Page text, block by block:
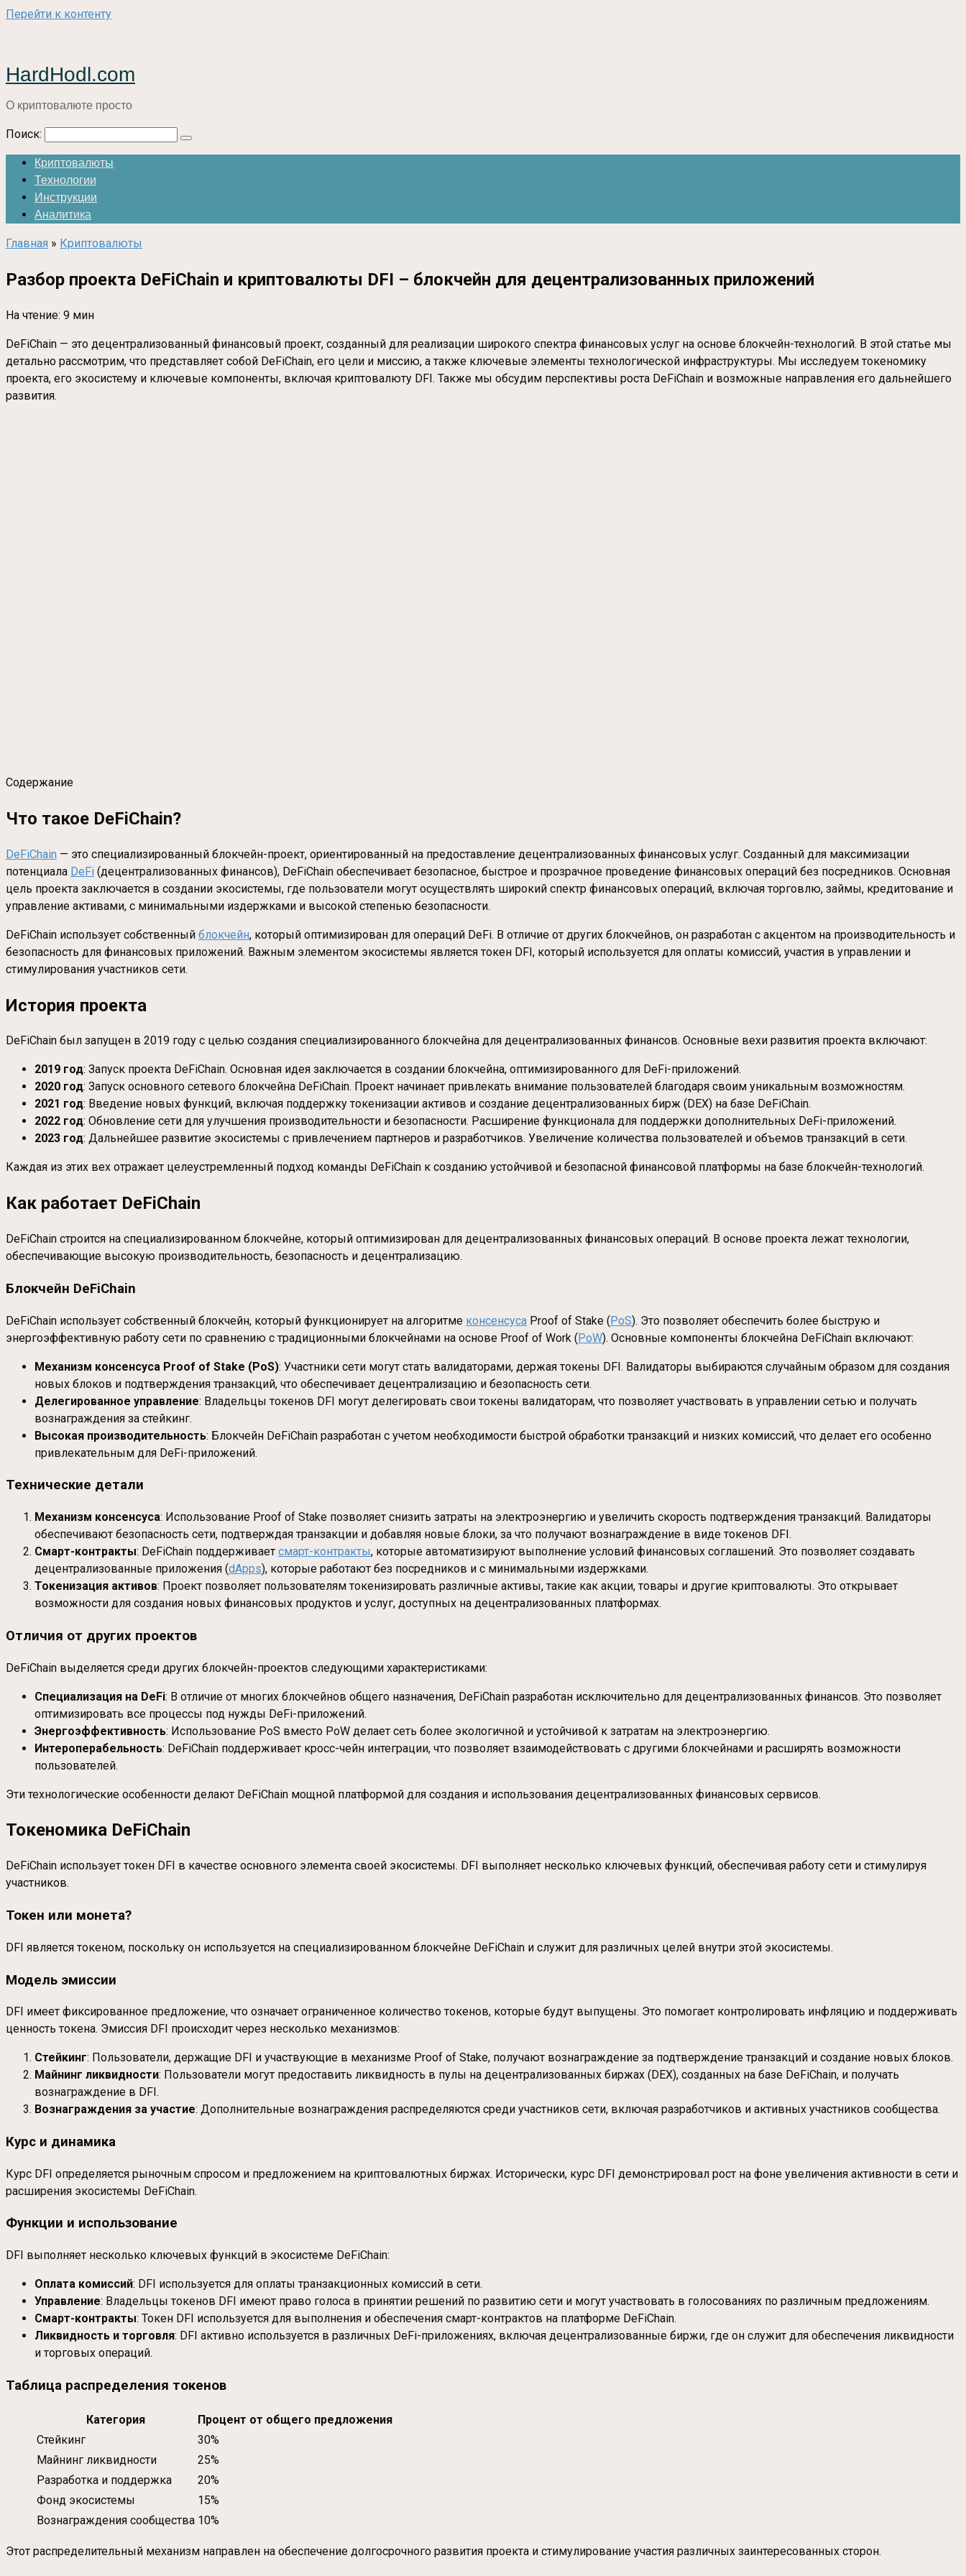
Перейти к контенту
HardHodl.com
О криптовалюте просто
Поиск:
Криптовалюты
Технологии
Инструкции
Аналитика
Главная » Криптовалюты
Разбор проекта DeFiChain и криптовалюты DFI – блокчейн для децентрализованных приложений
На чтение: 9 мин
DeFiChain — это децентрализованный финансовый проект, созданный для реализации широкого спектра финансовых услуг на основе блокчейн-технологий. В этой статье мы
детально рассмотрим, что представляет собой DeFiChain, его цели и миссию, а также ключевые элементы технологической инфраструктуры. Мы исследуем токеномику
проекта, его экосистему и ключевые компоненты, включая криптовалюту DFI. Также мы обсудим перспективы роста DeFiChain и возможные направления его дальнейшего
развития.
Содержание
Что такое DeFiChain?
DeFiChain — это специализированный блокчейн-проект, ориентированный на предоставление децентрализованных финансовых услуг. Созданный для максимизации
потенциала DeFi (децентрализованных финансов), DeFiChain обеспечивает безопасное, быстрое и прозрачное проведение финансовых операций без посредников. Основная
цель проекта заключается в создании экосистемы, где пользователи могут осуществлять широкий спектр финансовых операций, включая торговлю, займы, кредитование и
управление активами, с минимальными издержками и высокой степенью безопасности.
DeFiChain использует собственный блокчейн, который оптимизирован для операций DeFi. В отличие от других блокчейнов, он разработан с акцентом на производительность и
безопасность для финансовых приложений. Важным элементом экосистемы является токен DFI, который используется для оплаты комиссий, участия в управлении и
стимулирования участников сети.
История проекта
DeFiChain был запущен в 2019 году с целью создания специализированного блокчейна для децентрализованных финансов. Основные вехи развития проекта включают:
2019 год: Запуск проекта DeFiChain. Основная идея заключается в создании блокчейна, оптимизированного для DeFi-приложений.
2020 год: Запуск основного сетевого блокчейна DeFiChain. Проект начинает привлекать внимание пользователей благодаря своим уникальным возможностям.
2021 год: Введение новых функций, включая поддержку токенизации активов и создание децентрализованных бирж (DEX) на базе DeFiChain.
2022 год: Обновление сети для улучшения производительности и безопасности. Расширение функционала для поддержки дополнительных DeFi-приложений.
2023 год: Дальнейшее развитие экосистемы с привлечением партнеров и разработчиков. Увеличение количества пользователей и объемов транзакций в сети.
Каждая из этих вех отражает целеустремленный подход команды DeFiChain к созданию устойчивой и безопасной финансовой платформы на базе блокчейн-технологий.
Как работает DeFiChain
DeFiChain строится на специализированном блокчейне, который оптимизирован для децентрализованных финансовых операций. В основе проекта лежат технологии,
обеспечивающие высокую производительность, безопасность и децентрализацию.
Блокчейн DeFiChain
DeFiChain использует собственный блокчейн, который функционирует на алгоритме консенсуса Proof of Stake (PoS). Это позволяет обеспечить более быструю и
энергоэффективную работу сети по сравнению с традиционными блокчейнами на основе Proof of Work (PoW). Основные компоненты блокчейна DeFiChain включают:
Механизм консенсуса Proof of Stake (PoS): Участники сети могут стать валидаторами, держая токены DFI. Валидаторы выбираются случайным образом для создания
новых блоков и подтверждения транзакций, что обеспечивает децентрализацию и безопасность сети.
Делегированное управление: Владельцы токенов DFI могут делегировать свои токены валидаторам, что позволяет участвовать в управлении сетью и получать
вознаграждения за стейкинг.
Высокая производительность: Блокчейн DeFiChain разработан с учетом необходимости быстрой обработки транзакций и низких комиссий, что делает его особенно
привлекательным для DeFi-приложений.
Технические детали
Механизм консенсуса: Использование Proof of Stake позволяет снизить затраты на электроэнергию и увеличить скорость подтверждения транзакций. Валидаторы
обеспечивают безопасность сети, подтверждая транзакции и добавляя новые блоки, за что получают вознаграждение в виде токенов DFI.
Смарт-контракты: DeFiChain поддерживает смарт-контракты, которые автоматизируют выполнение условий финансовых соглашений. Это позволяет создавать
децентрализованные приложения (dApps), которые работают без посредников и с минимальными издержками.
Токенизация активов: Проект позволяет пользователям токенизировать различные активы, такие как акции, товары и другие криптовалюты. Это открывает
возможности для создания новых финансовых продуктов и услуг, доступных на децентрализованных платформах.
Отличия от других проектов
DeFiChain выделяется среди других блокчейн-проектов следующими характеристиками:
Специализация на DeFi: В отличие от многих блокчейнов общего назначения, DeFiChain разработан исключительно для децентрализованных финансов. Это позволяет
оптимизировать все процессы под нужды DeFi-приложений.
Энергоэффективность: Использование PoS вместо PoW делает сеть более экологичной и устойчивой к затратам на электроэнергию.
Интероперабельность: DeFiChain поддерживает кросс-чейн интеграции, что позволяет взаимодействовать с другими блокчейнами и расширять возможности
пользователей.
Эти технологические особенности делают DeFiChain мощной платформой для создания и использования децентрализованных финансовых сервисов.
Токеномика DeFiChain
DeFiChain использует токен DFI в качестве основного элемента своей экосистемы. DFI выполняет несколько ключевых функций, обеспечивая работу сети и стимулируя
участников.
Токен или монета?
DFI является токеном, поскольку он используется на специализированном блокчейне DeFiChain и служит для различных целей внутри этой экосистемы.
Модель эмиссии
DFI имеет фиксированное предложение, что означает ограниченное количество токенов, которые будут выпущены. Это помогает контролировать инфляцию и поддерживать
ценность токена. Эмиссия DFI происходит через несколько механизмов:
Стейкинг: Пользователи, держащие DFI и участвующие в механизме Proof of Stake, получают вознаграждение за подтверждение транзакций и создание новых блоков.
Майнинг ликвидности: Пользователи могут предоставить ликвидность в пулы на децентрализованных биржах (DEX), созданных на базе DeFiChain, и получать
вознаграждение в DFI.
Вознаграждения за участие: Дополнительные вознаграждения распределяются среди участников сети, включая разработчиков и активных участников сообщества.
Курс и динамика
Курс DFI определяется рыночным спросом и предложением на криптовалютных биржах. Исторически, курс DFI демонстрировал рост на фоне увеличения активности в сети и
расширения экосистемы DeFiChain.
Функции и использование
DFI выполняет несколько ключевых функций в экосистеме DeFiChain:
Оплата комиссий: DFI используется для оплаты транзакционных комиссий в сети.
Управление: Владельцы токенов DFI имеют право голоса в принятии решений по развитию сети и могут участвовать в голосованиях по различным предложениям.
Смарт-контракты: Токен DFI используется для выполнения и обеспечения смарт-контрактов на платформе DeFiChain.
Ликвидность и торговля: DFI активно используется в различных DeFi-приложениях, включая децентрализованные биржи, где он служит для обеспечения ликвидности
и торговых операций.
Таблица распределения токенов
Категория
Процент от общего предложения
Стейкинг
30%
Майнинг ликвидности
25%
Разработка и поддержка
20%
Фонд экосистемы
15%
Вознаграждения сообщества 10%
Этот распределительный механизм направлен на обеспечение долгосрочного развития проекта и стимулирование участия различных заинтересованных сторон.